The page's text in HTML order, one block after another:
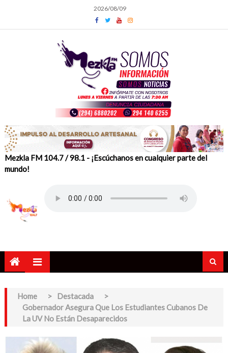
content
2026/08/09
Mezkla FM 104.7 / 98.1 - ¡Escúchanos en cualquier parte del
mundo!
Home > Destacada
>
Gobernador Asegura Que Los Estudiantes Cubanos De
La UV No Están Desaparecidos